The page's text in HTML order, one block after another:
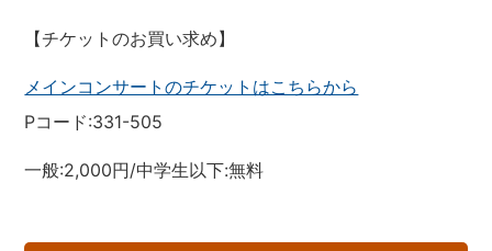
【チケットのお買い求め】
メインコンサートのチケットはこちらから
Pコード:331-505
一般:2,000円/中学生以下:無料